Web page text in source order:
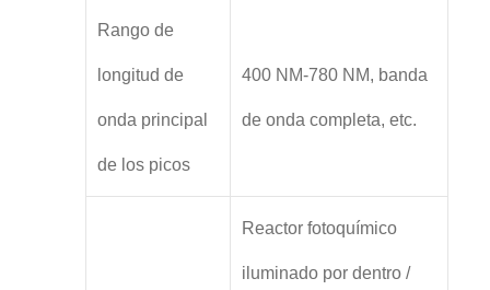
Rango de
longitud de
onda principal
de los picos
400 NM-780 NM, banda
de onda completa, etc.
Reactor fotoquímico
iluminado por dentro /